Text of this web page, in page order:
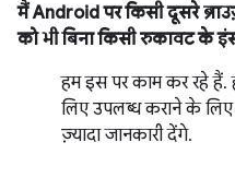
मैं Android पर किसी दूसरे
को भी बिना किसी रुकावट के
हम इस पर काम कर रहे हैं.
लिए उपलब्ध कराने के लिए
ज़्यादा जानकारी देंगे.